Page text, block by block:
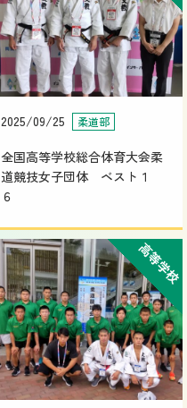
2025/09/25 柔道部
全国高等学校総合体育大会柔
道競技女子団体 ベスト１
６
高等学校